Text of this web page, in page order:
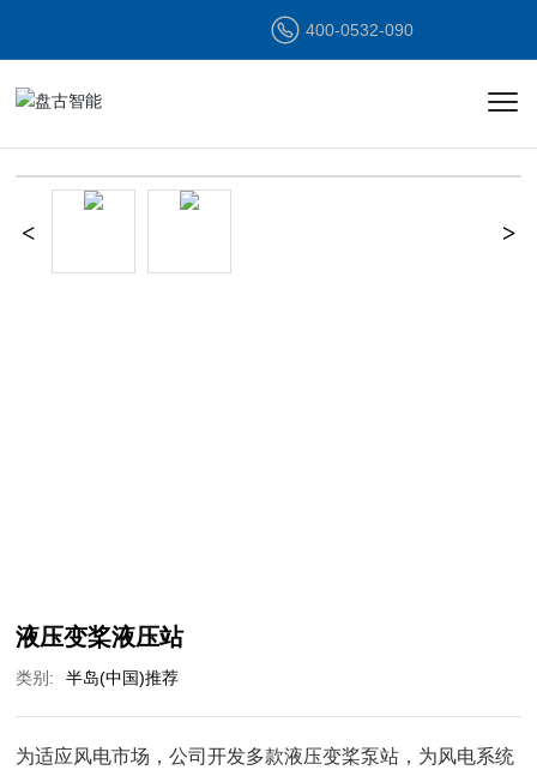
400-0532-090
半岛(中国)
液压变桨液压站
类别: 半岛(中国)推荐
为适应风电市场，公司开发多款液压变桨泵站，为风电系统